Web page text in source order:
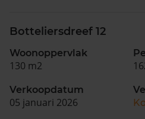
Botteliersdreef 12
Woonoppervlak
130 m2
Verkoopdatum
05 januari 2026